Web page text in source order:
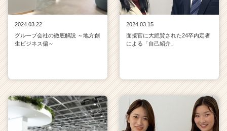
2024.03.22
グループ会社の徹底解説 ～地方創
生ビジネス偏～
2024.03.15
面接官に大絶賛された24卒内定者
による「自己紹介」